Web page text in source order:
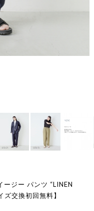
ジー パンツ “LINEN
交換初回無料】